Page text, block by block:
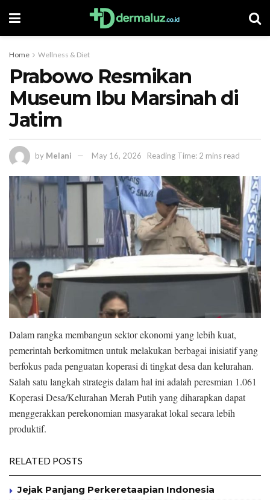
Home Wellness & Diet
Prabowo Resmikan
Museum Ibu Marsinah di
Jatim
by Melani May 16, 2026 Reading Time: 2 mins read
Dalam rangka membangun sektor ekonomi yang lebih kuat,
pemerintah berkomitmen untuk melakukan berbagai inisiatif yang
berfokus pada penguatan koperasi di tingkat desa dan kelurahan.
Salah satu langkah strategis dalam hal ini adalah peresmian 1.061
Koperasi Desa/Kelurahan Merah Putih yang diharapkan dapat
menggerakkan perekonomian masyarakat lokal secara lebih
produktif.
RELATED POSTS
Jejak Panjang Perkeretaapian Indonesia